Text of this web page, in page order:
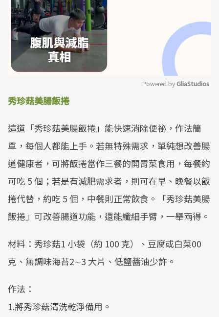
Powered by GliaStudios
秀珍菇美腸飯捲
這道「秀珍菇美腸飯捲」能快速消除便祕，作法簡
單，每個人都能上手。若無特殊需求，單純想改善腸
道健康者，可將飯捲當作三餐的開胃菜食用，每餐約
可吃 5 個；若是有減肥需求者，則可在早、晚餐以飯
捲代替，約吃 5 個，中餐則正常飲食。「秀珍菇美腸
飯捲」可改善腸道功能，還能纖細手臂，一舉兩得。
材料：秀珍菇1 小袋（約 100 克）、豆腐或白菜00
克、無調味海苔2∼3 大片、低鹽醬油少許。
作法：
1.將秀珍菇清洗乾淨備用。